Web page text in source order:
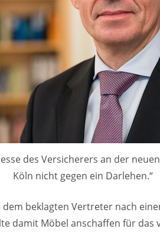
des Versicherers an der
Köln nicht gegen ein Darlehen.“
beklagten Vertreter nach
damit Möbel anschaffen für das